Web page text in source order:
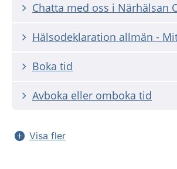
Chatta med oss i Närhälsan
Hälsodeklaration allmän -
Boka tid
Avboka eller omboka tid
Visa fler